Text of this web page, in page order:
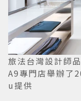
旅法台灣設計師
A9專門店舉辦了
u提供